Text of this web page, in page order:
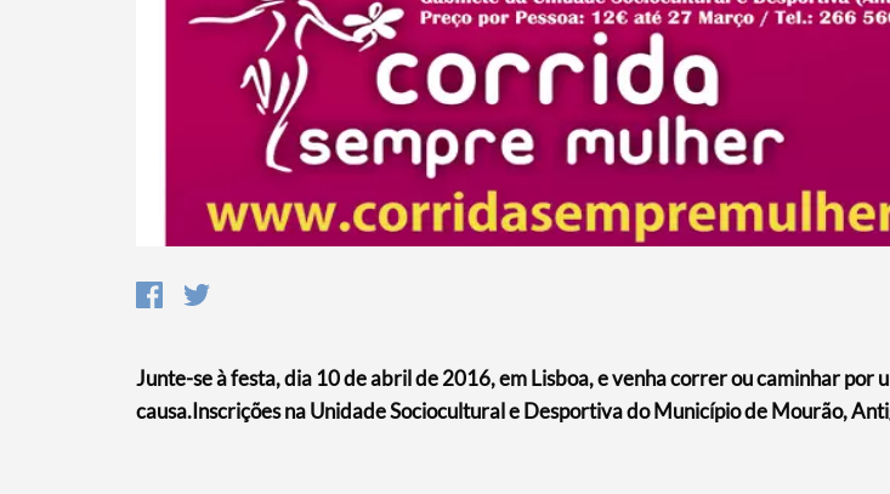
Termo de Pesquisa
Categorias gerais
Junte-se à festa, dia 10 de abril de 2016, em Lisboa, e venha correr ou caminhar por
causa.Inscrições na Unidade Sociocultural e Desportiva do Município de Mourão,